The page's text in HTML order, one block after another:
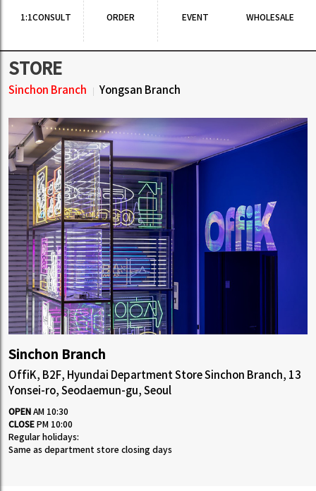
1:1CONSULT ORDER EVENT WHOLESALE
STORE
Sinchon Branch Yongsan Branch
Sinchon Branch
OffiK, B2F, Hyundai Department Store Sinchon Branch, 13
Yonsei-ro, Seodaemun-gu, Seoul
OPEN AM 10:30
CLOSE PM 10:00
Regular holidays:
Same as department store closing days